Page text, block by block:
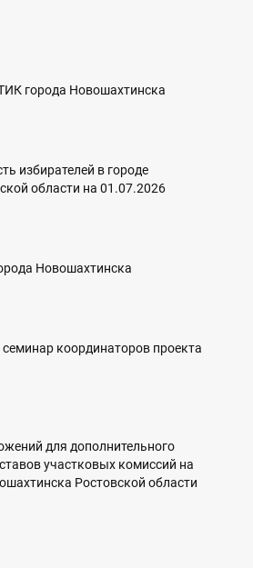
города Новошахтинска
избирателей в городе
области на 01.07.2026
Новошахтинска
координаторов проекта
для дополнительного
участковых комиссий на
Ростовской области